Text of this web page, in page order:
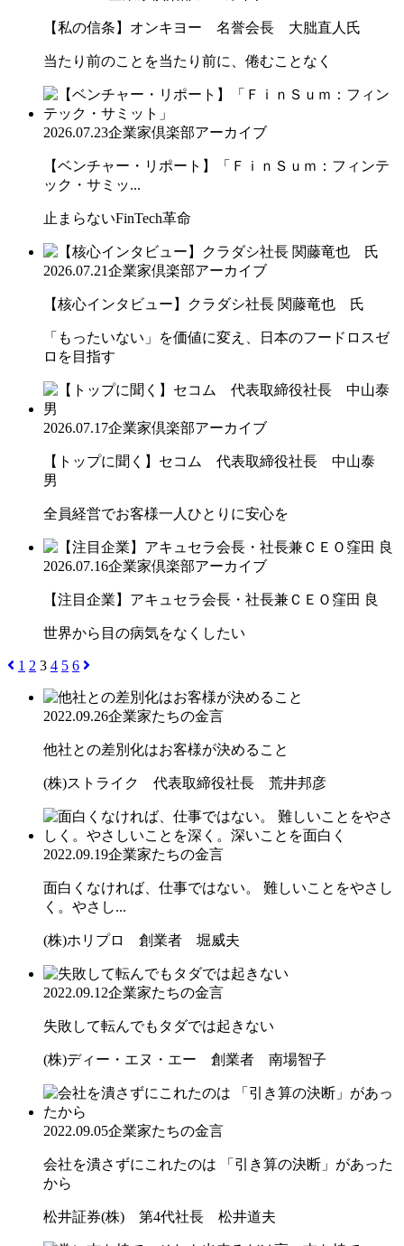
【私の信条】オンキヨー 名誉会長 大朏直人氏
当たり前のことを当たり前に、倦むことなく
2026.07.23企業家倶楽部アーカイブ
【ベンチャー・リポート】「ＦｉｎＳｕｍ：フィンテ
ック・サミッ...
止まらないFinTech革命
2026.07.21企業家倶楽部アーカイブ
【核心インタビュー】クラダシ社長 関藤竜也 氏
「もったいない」を価値に変え、日本のフードロスゼ
ロを目指す
2026.07.17企業家倶楽部アーカイブ
【トップに聞く】セコム 代表取締役社長 中山泰
男
全員経営でお客様一人ひとりに安心を
2026.07.16企業家倶楽部アーカイブ
【注目企業】アキュセラ会長・社長兼ＣＥＯ窪田 良
世界から目の病気をなくしたい
1 2 3 4 5 6
2022.09.26企業家たちの金言
他社との差別化はお客様が決めること
(株)ストライク 代表取締役社長 荒井邦彦
2022.09.19企業家たちの金言
面白くなければ、仕事ではない。 難しいことをやさし
く。やさし...
(株)ホリプロ 創業者 堀威夫
2022.09.12企業家たちの金言
失敗して転んでもタダでは起きない
(株)ディー・エヌ・エー 創業者 南場智子
2022.09.05企業家たちの金言
会社を潰さずにこれたのは 「引き算の決断」があった
から
松井証券(株) 第4代社長 松井道夫